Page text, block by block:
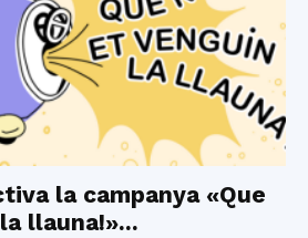
la campanya «Que
llauna!»...